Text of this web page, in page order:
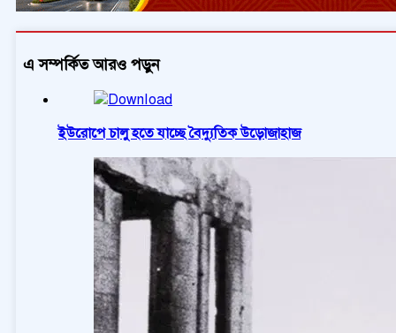
এ সম্পর্কিত আরও পড়ুন
ইউরোপে চালু হতে যাচ্ছে বৈদ্যুতিক উড়োজাহাজ